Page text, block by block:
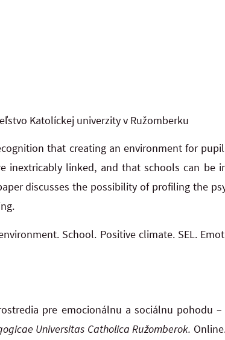
Katolíckej univerzity v Ružomberku
that creating an environment for
inextricably linked, and that schools can be
discusses the possibility of profiling the
School. Positive climate. SEL.
pre emocionálnu a sociálnu pohodu
Universitas Catholica Ružomberok.